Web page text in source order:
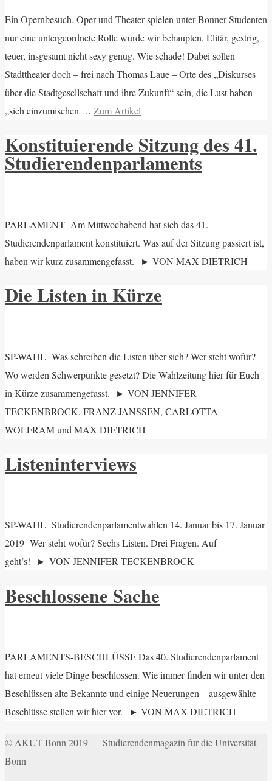
Ein Opernbesuch. Oper und Theater spielen unter Bonner Studenten
nur eine untergeordnete Rolle würde wir behaupten. Elitär, gestrig,
teuer, insgesamt nicht sexy genug. Wie schade! Dabei sollen
Stadttheater doch – frei nach Thomas Laue – Orte des „Diskurses
über die Stadtgesellschaft und ihre Zukunft“ sein, die Lust haben
„sich einzumischen … Zum Artikel
Konstituierende Sitzung des 41.
Studierendenparlaments
PARLAMENT Am Mittwochabend hat sich das 41.
Studierendenparlament konstituiert. Was auf der Sitzung passiert ist,
haben wir kurz zusammengefasst. ► VON MAX DIETRICH
Die Listen in Kürze
SP-WAHL Was schreiben die Listen über sich? Wer steht wofür?
Wo werden Schwerpunkte gesetzt? Die Wahlzeitung hier für Euch
in Kürze zusammengefasst. ► VON JENNIFER
TECKENBROCK, FRANZ JANSSEN, CARLOTTA
WOLFRAM und MAX DIETRICH
Listeninterviews
SP-WAHL Studierendenparlamentwahlen 14. Januar bis 17. Januar
2019 Wer steht wofür? Sechs Listen. Drei Fragen. Auf
geht’s! ► VON JENNIFER TECKENBROCK
Beschlossene Sache
PARLAMENTS-BESCHLÜSSE Das 40. Studierendenparlament
hat erneut viele Dinge beschlossen. Wie immer finden wir unter den
Beschlüssen alte Bekannte und einige Neuerungen – ausgewählte
Beschlüsse stellen wir hier vor. ► VON MAX DIETRICH
© AKUT Bonn 2019 — Studierendenmagazin für die Universität
Bonn